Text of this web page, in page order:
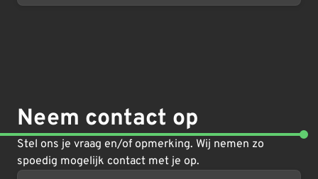
Neem contact op
Stel ons je vraag en/of opmerking. Wij nemen zo
spoedig mogelijk contact met je op.